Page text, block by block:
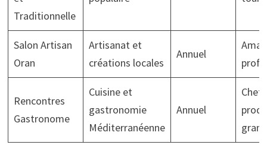
Traditionnelle
Salon Artisan
Oran
Artisanat et
créations locales
Annuel
Rencontres
Gastronome
Cuisine et
gastronomie
Méditerranéenne
Annuel